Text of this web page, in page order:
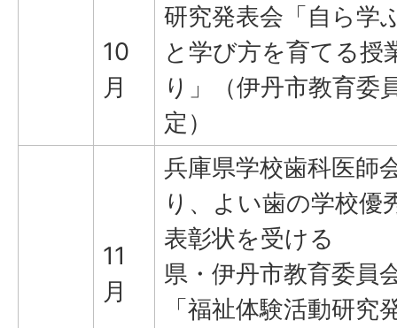
10
月
研究発表会「自ら学
と学び方を育てる授
り」（伊丹市教育委
定）
11
月
兵庫県学校歯科医師
り、よい歯の学校優
表彰状を受ける
県・伊丹市教育委員
「福祉体験活動研究